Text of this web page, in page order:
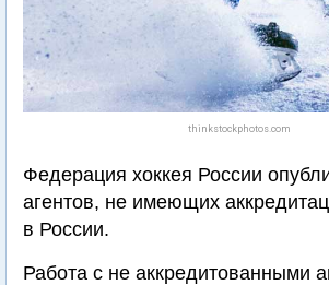
thinkstockphotos.com
Федерация хоккея России
агентов, не имеющих
в России.
Работа с не аккредитованными